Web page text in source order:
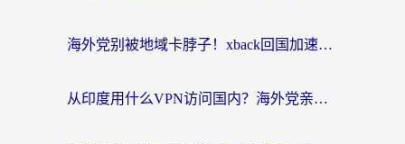
海外党别被地域卡脖子！xback回国加速器选择全攻略，轻松刷剧玩国服
从印度用什么VPN访问国内？海外党亲测的无缝回国上网指南